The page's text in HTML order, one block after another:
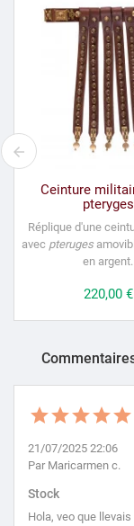
Ceinture
pteryges
Réplique d'une
avec pteruges
en argent.
Prix
220,00 €
21/07/2025 22:06
Par Maricarmen c.
Stock
Hola, veo que